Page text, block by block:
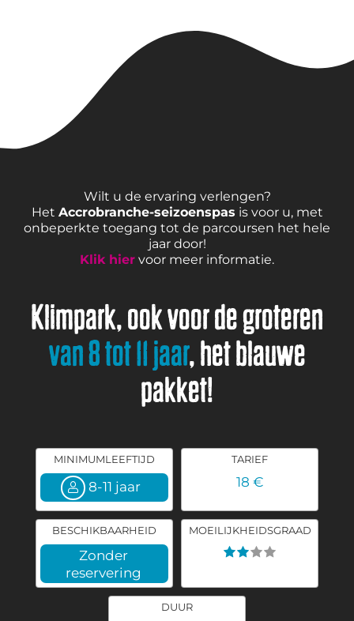
Klimpark, ook voor de groteren
van 8 tot 11 jaar, het blauwe
pakket!
MINIMUMLEEFTIJD
8-11 jaar
TARIEF
18 €
BESCHIKBAARHEID
Zonder
reservering
MOEILIJKHEIDSGRAAD
DUUR
Wilt u de ervaring verlengen?
Het Accrobranche-seizoenspas is voor u, met
onbeperkte toegang tot de parcoursen het hele
jaar door!
Klik hier voor meer informatie.